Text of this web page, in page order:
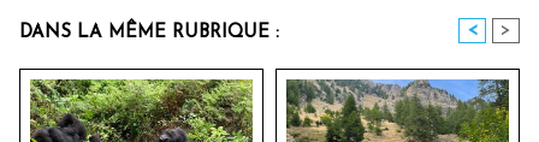
DANS LA MÊME RUBRIQUE : < >